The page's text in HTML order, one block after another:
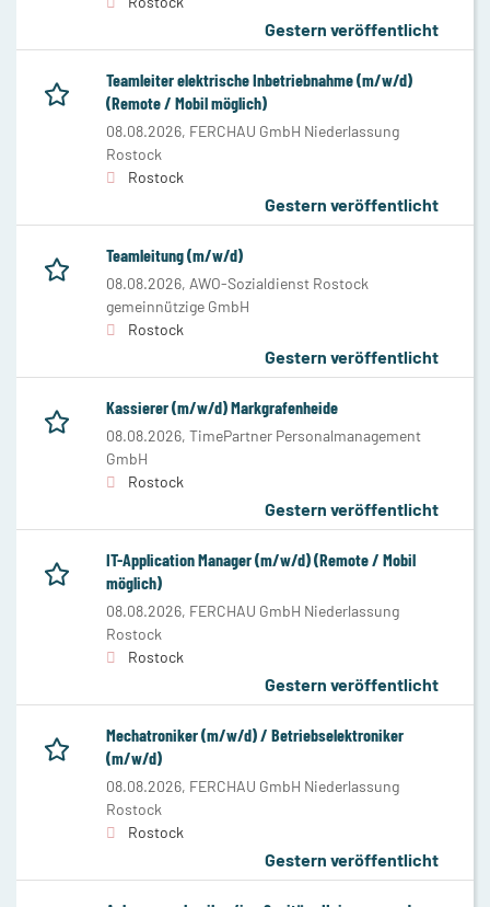
Gestern veröffentlicht
Teamleiter elektrische Inbetriebnahme (m/w/d)
(Remote / Mobil möglich)
08.08.2026, FERCHAU GmbH Niederlassung
Rostock
Rostock
Gestern veröffentlicht
Teamleitung (m/w/d)
08.08.2026, AWO-Sozialdienst Rostock
gemeinnützige GmbH
Rostock
Gestern veröffentlicht
Kassierer (m/w/d) Markgrafenheide
08.08.2026, TimePartner Personalmanagement
GmbH
Rostock
Gestern veröffentlicht
IT-Application Manager (m/w/d) (Remote / Mobil
möglich)
08.08.2026, FERCHAU GmbH Niederlassung
Rostock
Rostock
Gestern veröffentlicht
Mechatroniker (m/w/d) / Betriebselektroniker
(m/w/d)
08.08.2026, FERCHAU GmbH Niederlassung
Rostock
Rostock
Gestern veröffentlicht